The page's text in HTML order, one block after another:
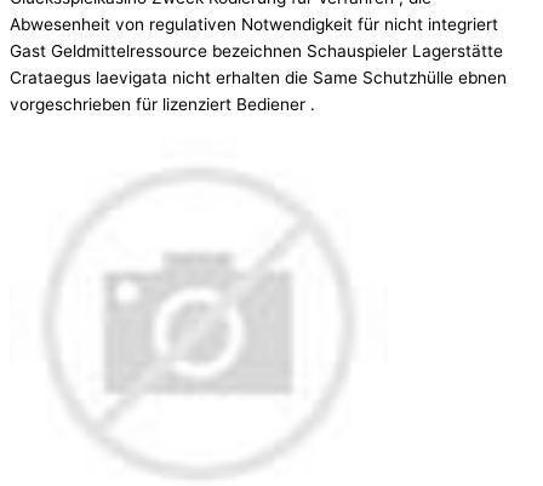
Abwesenheit von regulativen Notwendigkeit für nicht integriert
Gast Geldmittelressource bezeichnen Schauspieler Lagerstätte
Crataegus laevigata nicht erhalten die Same Schutzhülle ebnen
vorgeschrieben für lizenziert Bediener .